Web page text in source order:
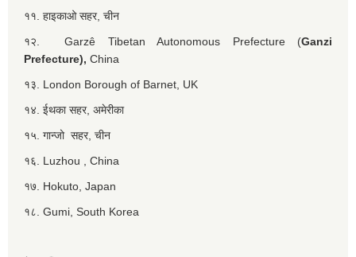
११. हाइकाओ सहर, चीन
१२. Garzê Tibetan Autonomous Prefecture (Ganzi
Prefecture), China
१३. London Borough of Barnet, UK
१४. ईथका सहर, अमेरीका
१५. गान्जो सहर, चीन
१६. Luzhou , China
१७. Hokuto, Japan
१८. Gumi, South Korea